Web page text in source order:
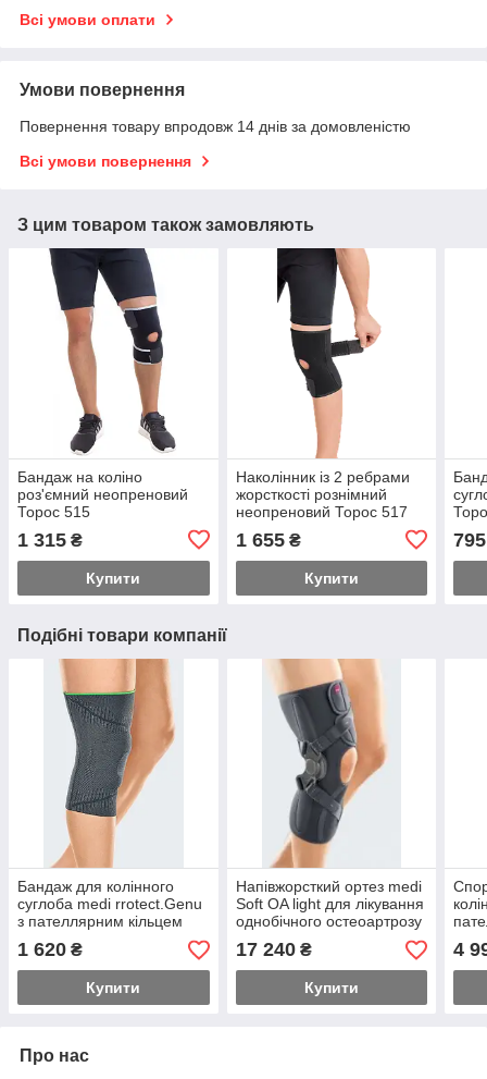
Всі умови оплати
Умови повернення
Повернення товару впродовж 14 днів за домовленістю
Всі умови повернення
З цим товаром також замовляють
Бандаж на коліно
роз'ємний неопреновий
Торос 515
1 315 ₴
Купити
Наколінник із 2 ребрами
жорсткості рознімний
неопреновий Торос 517
1 655₴
Купити
795
Подібні товари компанії
Бандаж для колінного
суглоба medi rrotect.Genu
з пателлярним кільцем
1 620 ₴
Купити
Напівжорсткий ортез medi
Soft OA light для лікування
однобічного остеоартрозу
17 240₴
Купити
4
Про нас